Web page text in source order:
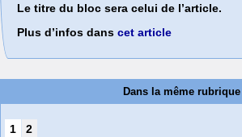
Le titre du bloc sera celui de l’article.
Plus d’infos dans cet article
Dans la même rubrique
1 2